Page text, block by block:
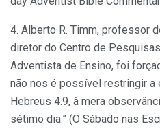
4. Alberto R. Timm, professor
diretor do Centro de
Adventista de Ensino, foi
não nos é possível restringir
Hebreus 4.9, à mera
sétimo dia.” (O Sábado nas